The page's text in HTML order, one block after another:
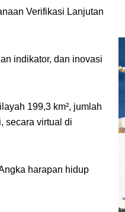
Verifikasi Lanjutan
indikator, dan inovasi
199,3 km², jumlah
secara virtual di
harapan hidup